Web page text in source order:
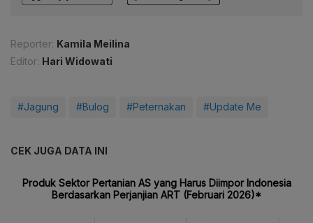
Reporter: Kamila Meilina
Editor: Hari Widowati
#Jagung #Bulog #Peternakan #Update Me
CEK JUGA DATA INI